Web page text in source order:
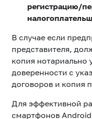
регистрацию/
В случае если
представителя,
копия нотариально
доверенности с
договоров и копия
Для эффективной
смартфонов